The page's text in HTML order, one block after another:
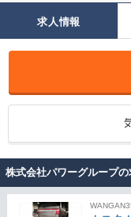
求人情報
株式会社パワーグループの